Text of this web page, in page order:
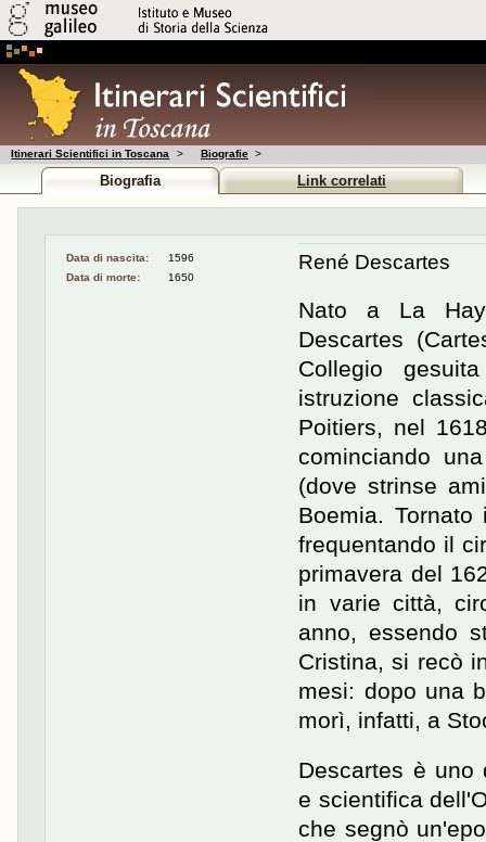
Itinerari Scientifici in Toscana > Biografie >
Biografia Link correlati
Data di nascita:
1596
Data di morte:
1650
René Descartes
Nato a La
Descartes
Collegio
istruzione
Poitiers, nel
cominciando
(dove strinse
Boemia.
frequentando il
primavera del
in varie città,
anno, essendo
Cristina, si recò
mesi: dopo una
morì, infatti, a
Descartes è uno
e scientifica
che segnò